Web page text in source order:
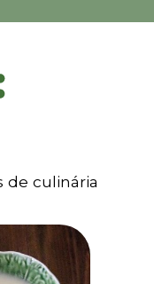
de culinária